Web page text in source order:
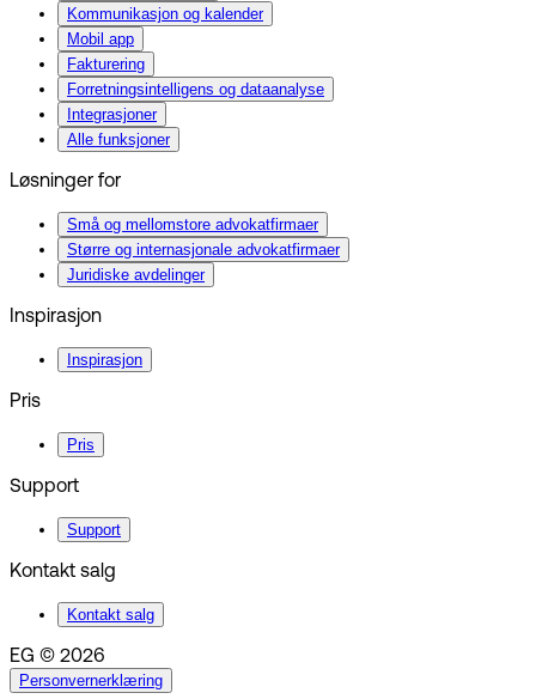
Kommunikasjon og kalender
Mobil app
Fakturering
Forretningsintelligens og dataanalyse
Integrasjoner
Alle funksjoner
Løsninger for
Små og mellomstore advokatfirmaer
Større og internasjonale advokatfirmaer
Juridiske avdelinger
Inspirasjon
Inspirasjon
Pris
Pris
Support
Support
Kontakt salg
Kontakt salg
EG © 2026
Personvernerklæring